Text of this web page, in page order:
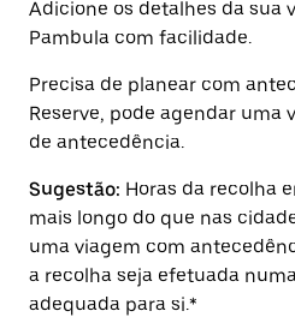
Adicione os detalhes da sua
Pambula com facilidade.
Precisa de planear com
Reserve, pode agendar uma
de antecedência.
Sugestão: Horas da recolha
mais longo do que nas
uma viagem com
a recolha seja efetuada
adequada para si.*